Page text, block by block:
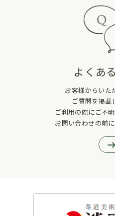
よくあ
お客様からいた
ご質問を掲載
ご利用の際にご不
お問い合わせの前